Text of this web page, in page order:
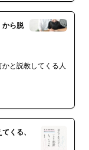
から脱
と説教してくる人
くる、